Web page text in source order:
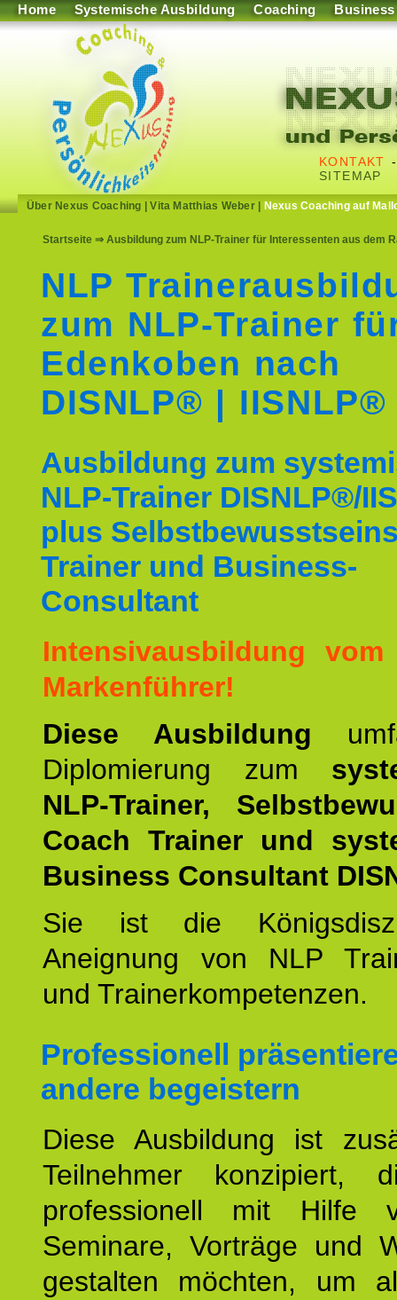
Home Systemische Ausbildung Coaching Business
KONTAKT
SITEMAP
Über Nexus Coaching |Vita Matthias Weber| Nexus Coaching auf
Startseite ⇒ Ausbildung zum NLP-Trainer für Interessenten aus dem
NLP
zum NLP-Trainer
Edenkoben nach
DISNLP® | IISNLP®
Ausbildung zum
NLP-Trainer DISNLP®/
plus
Trainer und Business-
Consultant
Intensivausbildung vom
Markenführer!
Diese Ausbildung
Diplomierung zum
NLP-Trainer,
Coach Trainer und
Business Consultant
Sie ist die
Aneignung von NLP
und Trainerkompetenzen.
Professionell
andere begeistern
Diese Ausbildung ist
Teilnehmer konzipiert,
professionell mit Hilfe
Seminare, Vorträge und
gestalten möchten, um